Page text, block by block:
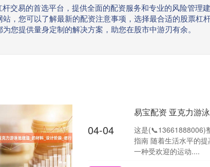
交易的首选平台，提供全面的配资服务和专业的风险管理
，您可以了解最新的配资注意事项，选择最合适的股票杠
您提供量身定制的解决方案，助您在股市中游刃有余。
04-04
易宝配资 亚克力游
这是(📞13661888006)
指南 随着生活水平的
一种受欢迎的运动....